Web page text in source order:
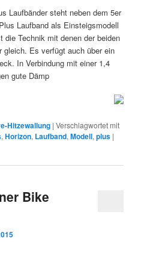
Laufbänder steht neben dem 5er
Laufband als Einsteigsmodell
die Technik mit denen der beiden
gleich. Es verfügt auch über ein
In Verbindung mit einer 1,4
gute Dämp
Hitzewallung |Verschlagwortet mit
,Horizon, Laufband,Modell,plus |
Bike